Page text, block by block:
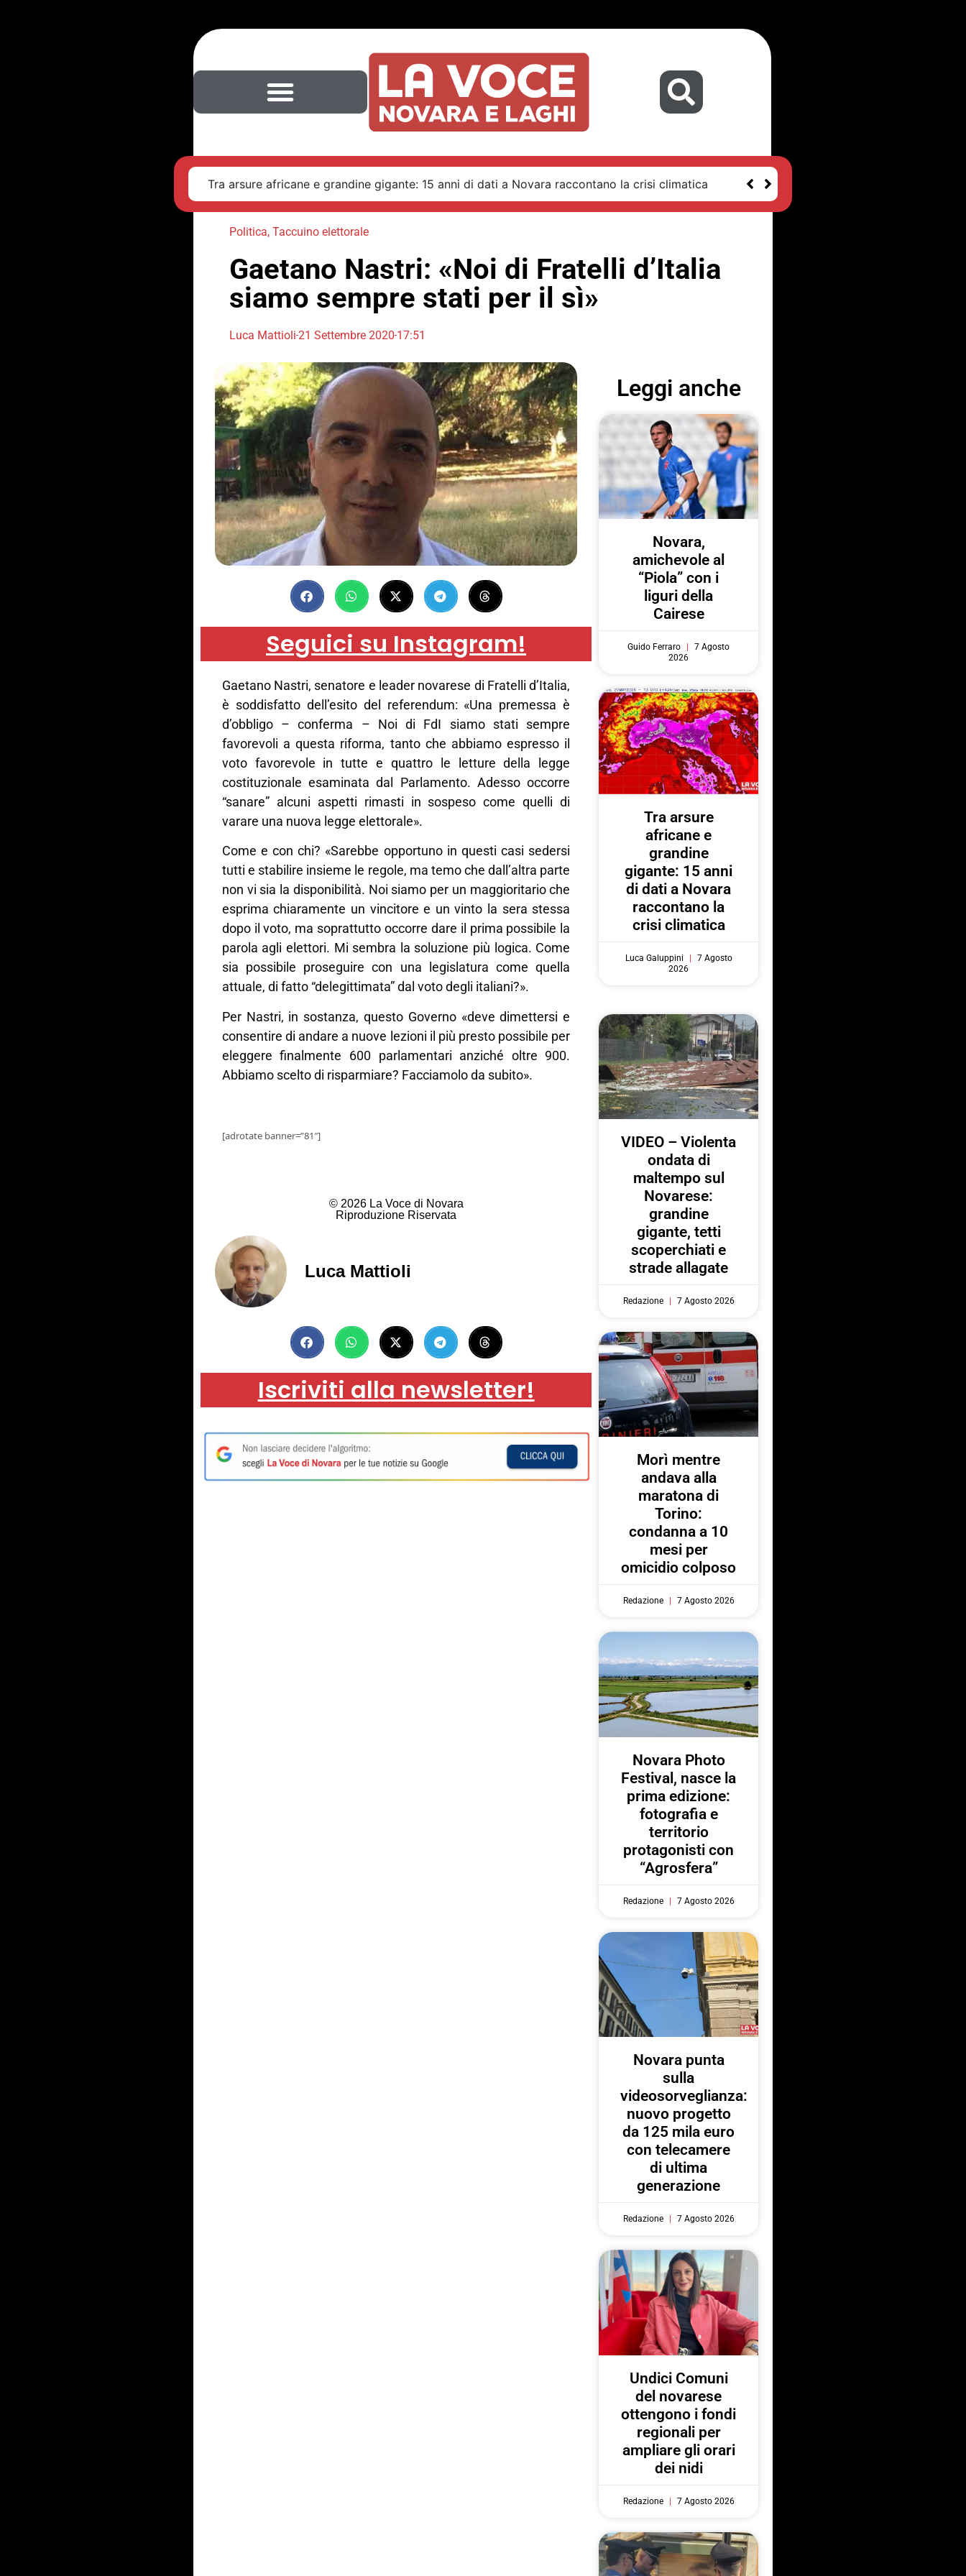
Tra arsure africane e grandine gigante: 15 anni di dati a Novara raccontano la crisi climatica
Politica, Taccuino elettorale
Gaetano Nastri: «Noi di Fratelli d’Italia
siamo sempre stati per il sì»
Luca Mattioli21 Settembre 202017:51
Seguici su Instagram!
Gaetano Nastri, senatore e leader novarese di Fratelli d’Italia,
è soddisfatto dell’esito del referendum: «Una premessa è
d’obbligo – conferma – Noi di FdI siamo stati sempre
favorevoli a questa riforma, tanto che abbiamo espresso il
voto favorevole in tutte e quattro le letture della legge
costituzionale esaminata dal Parlamento. Adesso occorre
“sanare” alcuni aspetti rimasti in sospeso come quelli di
varare una nuova legge elettorale».
Come e con chi? «Sarebbe opportuno in questi casi sedersi
tutti e stabilire insieme le regole, ma temo che dall’altra parte
non vi sia la disponibilità. Noi siamo per un maggioritario che
esprima chiaramente un vincitore e un vinto la sera stessa
dopo il voto, ma soprattutto occorre dare il prima possibile la
parola agli elettori. Mi sembra la soluzione più logica. Come
sia possibile proseguire con una legislatura come quella
attuale, di fatto “delegittimata” dal voto degli italiani?».
Per Nastri, in sostanza, questo Governo «deve dimettersi e
consentire di andare a nuove lezioni il più presto possibile per
eleggere finalmente 600 parlamentari anziché oltre 900.
Abbiamo scelto di risparmiare? Facciamolo da subito».
[adrotate banner=”81″]
© 2026 La Voce di Novara
Riproduzione Riservata
Luca Mattioli
Iscriviti alla newsletter!
Leggi anche
Novara,
amichevole al
“Piola” con i
liguri della
Cairese
Guido Ferraro
7 Agosto
2026
Tra arsure
africane e
grandine
gigante: 15 anni
di dati a Novara
raccontano la
crisi climatica
Luca Galuppini
7 Agosto
2026
VIDEO – Violenta
ondata di
maltempo sul
Novarese:
grandine
gigante, tetti
scoperchiati e
strade allagate
Redazione 7 Agosto 2026
Morì mentre
andava alla
maratona di
Torino:
condanna a 10
mesi per
omicidio colposo
Redazione 7 Agosto 2026
Novara Photo
Festival, nasce la
prima edizione:
fotografia e
territorio
protagonisti con
“Agrosfera”
Redazione 7 Agosto 2026
Novara punta
sulla
videosorveglianza:
nuovo progetto
da 125 mila euro
con telecamere
di ultima
generazione
Redazione 7 Agosto 2026
Undici Comuni
del novarese
ottengono i fondi
regionali per
ampliare gli orari
dei nidi
Redazione 7 Agosto 2026